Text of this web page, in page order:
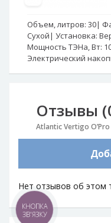
Объем, литров: 30
Сухой
Установка:
Мощность ТЭНа, Вт:
Электрический
Отзывы
Atlantic Vertigo O’Pro
Нет отзывов об этом
КНОПКА
ЗВ'ЯЗКУ